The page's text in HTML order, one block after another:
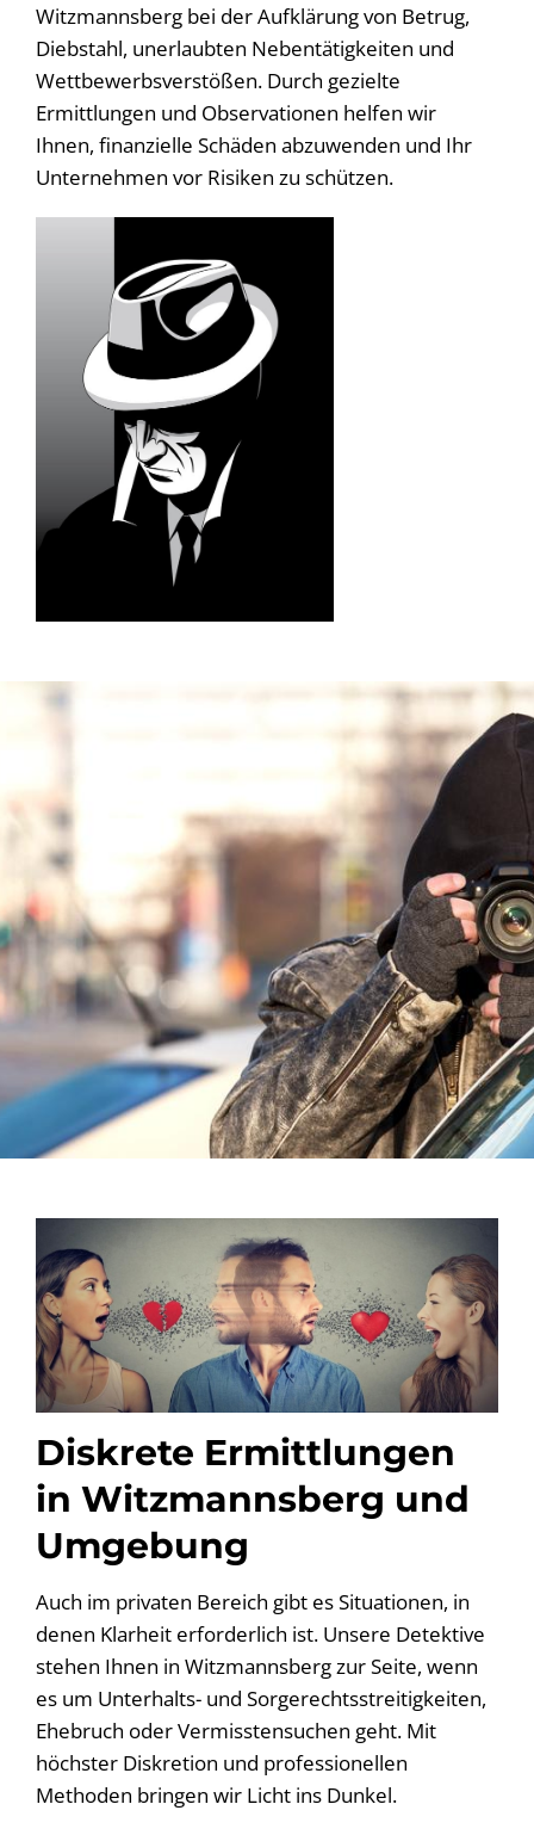
Witzmannsberg bei der Aufklärung von Betrug,
Diebstahl, unerlaubten Nebentätigkeiten und
Wettbewerbsverstößen. Durch gezielte
Ermittlungen und Observationen helfen wir
Ihnen, finanzielle Schäden abzuwenden und Ihr
Unternehmen vor Risiken zu schützen.
Diskrete Ermittlungen
in Witzmannsberg und
Umgebung
Auch im privaten Bereich gibt es Situationen, in
denen Klarheit erforderlich ist. Unsere Detektive
stehen Ihnen in Witzmannsberg zur Seite, wenn
es um Unterhalts- und Sorgerechtsstreitigkeiten,
Ehebruch oder Vermisstensuchen geht. Mit
höchster Diskretion und professionellen
Methoden bringen wir Licht ins Dunkel.